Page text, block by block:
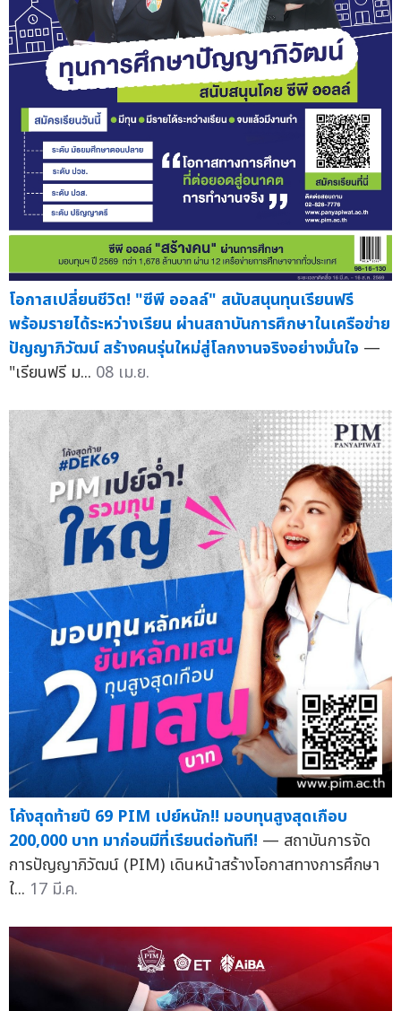
โอกาสเปลี่ยนชีวิต! "ซีพี ออลล์" สนับสนุนทุนเรียนฟรี
พร้อมรายได้ระหว่างเรียน ผ่านสถาบันการศึกษาในเครือข่าย
ปัญญาภิวัฒน์ สร้างคนรุ่นใหม่สู่โลกงานจริงอย่างมั่นใจ —
"เรียนฟรี ม... 08 เม.ย.
โค้งสุดท้ายปี 69 PIM เปย์หนัก!! มอบทุนสูงสุดเกือบ
200,000 บาท มาก่อนมีที่เรียนต่อทันที! — สถาบันการจัด
การปัญญาภิวัฒน์ (PIM) เดินหน้าสร้างโอกาสทางการศึกษา
ใ... 17 มี.ค.